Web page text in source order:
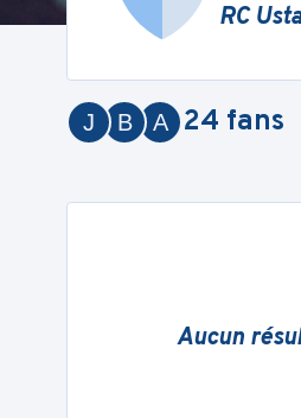
RC
A
B
J 24 fans
Aucun